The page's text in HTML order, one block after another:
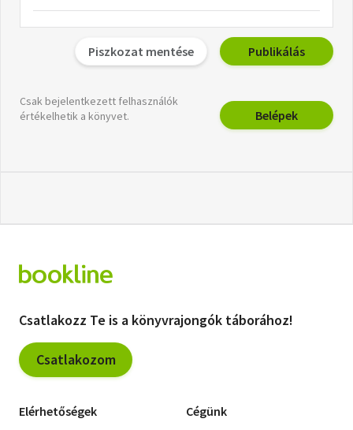
Piszkozat mentése Publikálás
Csak bejelentkezett felhasználók
értékelhetik a könyvet.
Belépek
Csatlakozz Te is a könyvrajongók táborához!
Csatlakozom
Elérhetőségek Cégünk